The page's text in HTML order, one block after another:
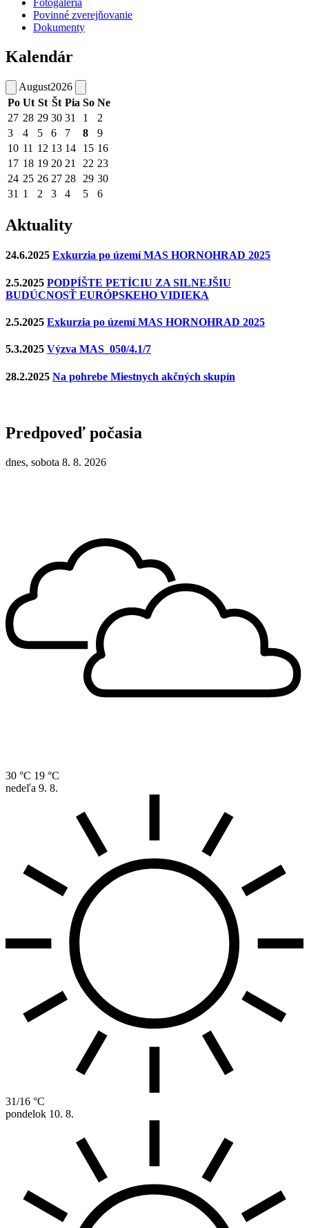
Fotogaléria
Povinné zverejňovanie
Dokumenty
Kalendár
August2026
Po Ut St Št Pia So Ne
27 28 29 30 31 1
2
3
4 5 6 7 8
9
10 11 12 13 14 15 16
17 18 19 20 21 22 23
24 25 26 27 28 29 30
31 1 2 3 4 5 6
Aktuality
24.6.2025 Exkurzia po území MAS HORNOHRAD 2025
2.5.2025 PODPÍŠTE PETÍCIU ZA SILNEJŠIU
BUDÚCNOSŤ EURÓPSKEHO VIDIEKA
2.5.2025 Exkurzia po území MAS HORNOHRAD 2025
5.3.2025 Výzva MAS_050/4.1/7
28.2.2025 Na pohrebe Miestnych akčných skupín
Predpoveď počasia
dnes, sobota 8. 8. 2026
30 °C 19 °C
nedeľa 9. 8.
31/16 °C
pondelok 10. 8.